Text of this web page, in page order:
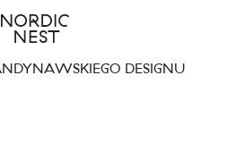
DESIGNU